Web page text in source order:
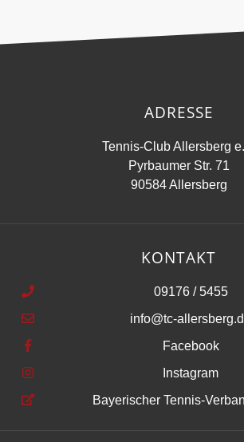
ADRESSE
Tennis-Club Allersberg
Pyrbaumer Str. 71
90584 Allersberg
KONTAKT
09176 / 5455
info@tc-
Facebook
Instagram
Bayerischer Tennis-